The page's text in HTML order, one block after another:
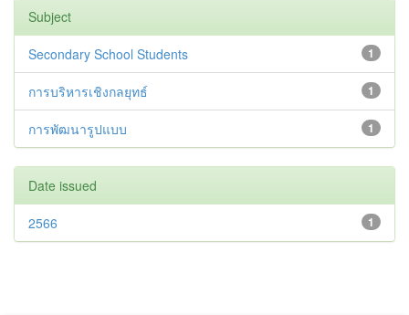
Subject
1
Secondary School Students
1
การบริหารเชิงกลยุทธ์
1
การพัฒนารูปแบบ
Date issued
1
2566